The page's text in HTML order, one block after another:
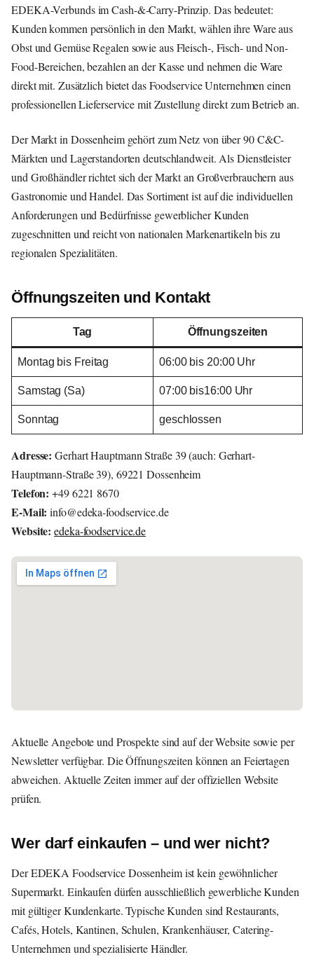
EDEKA-Verbunds im Cash-&-Carry-Prinzip. Das bedeutet:
Kunden kommen persönlich in den Markt, wählen ihre Ware aus
Obst und Gemüse Regalen sowie aus Fleisch-, Fisch- und Non-
Food-Bereichen, bezahlen an der Kasse und nehmen die Ware
direkt mit. Zusätzlich bietet das Foodservice Unternehmen einen
professionellen Lieferservice mit Zustellung direkt zum Betrieb an.
Der Markt in Dossenheim gehört zum Netz von über 90 C&C-
Märkten und Lagerstandorten deutschlandweit. Als Dienstleister
und Großhändler richtet sich der Markt an Großverbrauchern aus
Gastronomie und Handel. Das Sortiment ist auf die individuellen
Anforderungen und Bedürfnisse gewerblicher Kunden
zugeschnitten und reicht von nationalen Markenartikeln bis zu
regionalen Spezialitäten.
Öffnungszeiten und Kontakt
Tag Öffnungszeiten
Montag bis Freitag 06:00 bis 20:00 Uhr
Samstag (Sa) 07:00 bis16:00 Uhr
Sonntag geschlossen
Adresse: Gerhart Hauptmann Straße 39 (auch: Gerhart-
Hauptmann-Straße 39), 69221 Dossenheim
Telefon: +49 6221 8670
E-Mail: info@edeka-foodservice.de
Website: edeka-foodservice.de
Aktuelle Angebote und Prospekte sind auf der Website sowie per
Newsletter verfügbar. Die Öffnungszeiten können an Feiertagen
abweichen. Aktuelle Zeiten immer auf der offiziellen Website
prüfen.
Wer darf einkaufen – und wer nicht?
Der EDEKA Foodservice Dossenheim ist kein gewöhnlicher
Supermarkt. Einkaufen dürfen ausschließlich gewerbliche Kunden
mit gültiger Kundenkarte. Typische Kunden sind Restaurants,
Cafés, Hotels, Kantinen, Schulen, Krankenhäuser, Catering-
Unternehmen und spezialisierte Händler.